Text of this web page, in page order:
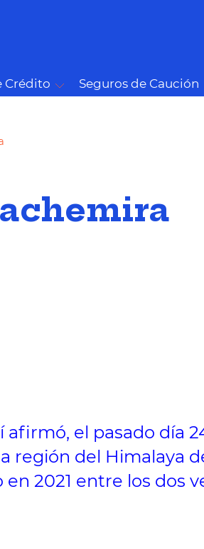
Crédito Seguros de Caución
el pasado día
región del Himalaya
2021 entre los dos